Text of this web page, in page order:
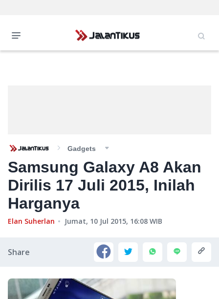
Gadgets
Samsung Galaxy A8 Akan
Dirilis 17 Juli 2015, Inilah
Harganya
Elan Suherlan Jumat, 10 Jul 2015, 16:08 WIB
Share